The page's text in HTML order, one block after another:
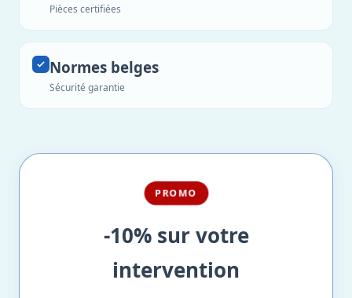
Pièces certifiées
Normes belges
Sécurité garantie
PROMO
-10% sur votre
intervention